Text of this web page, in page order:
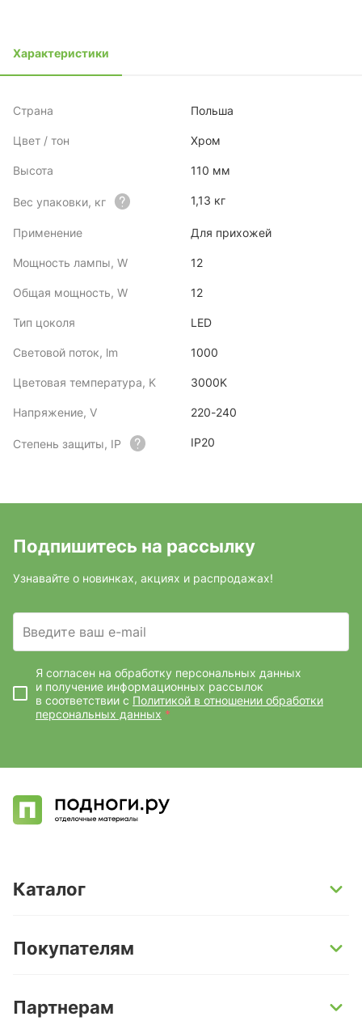
Характеристики
Страна Польша
Цвет / тон Хром
Высота 110 мм
Вес упаковки, кг 1,13 кг
Применение Для прихожей
Мощность лампы, W 12
Общая мощность, W 12
Тип цоколя LED
Световой поток, lm 1000
Цветовая температура, K 3000K
Напряжение, V 220-240
Степень защиты, IP IP20
Подпишитесь на рассылку
Узнавайте о новинках, акциях и распродажах!
Введите ваш e-mail
Я согласен на обработку персональных данных
и получение информационных рассылок
в соответствии с Политикой в отношении обработки
персональных данных *
Каталог
Кварц-винил и LVT-плитка
Ламинат
Покупателям
Условия доставки
Партнерам